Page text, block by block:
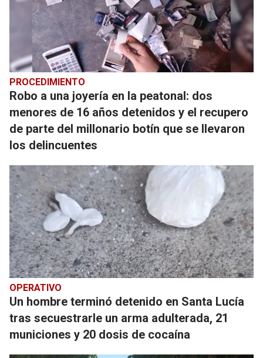
PROCEDIMIENTO
Robo a una joyería en la peatonal: dos
menores de 16 años detenidos y el recupero
de parte del millonario botín que se llevaron
los delincuentes
OPERATIVO
Un hombre terminó detenido en Santa Lucía
tras secuestrarle un arma adulterada, 21
municiones y 20 dosis de cocaína